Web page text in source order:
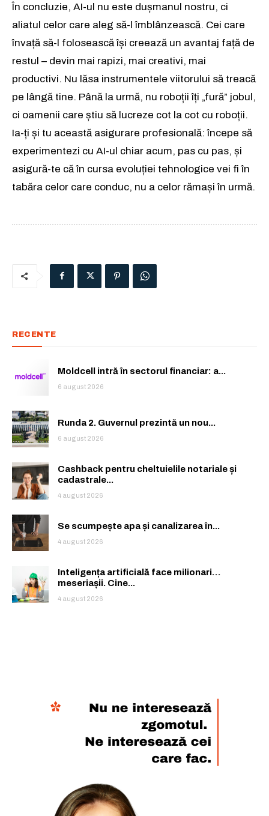
În concluzie, AI-ul nu este dușmanul nostru, ci
aliatul celor care aleg să-l îmblânzească. Cei care
învață să-l folosească își creează un avantaj față de
restul – devin mai rapizi, mai creativi, mai
productivi. Nu lăsa instrumentele viitorului să treacă
pe lângă tine. Până la urmă, nu roboții îți „fură” jobul,
ci oamenii care știu să lucreze cot la cot cu roboții.
Ia-ți și tu această asigurare profesională: începe să
experimentezi cu AI-ul chiar acum, pas cu pas, și
asigură-te că în cursa evoluției tehnologice vei fi în
tabăra celor care conduc, nu a celor rămași în urmă.
RECENTE
Moldcell intră în sectorul financiar: a...
6 august 2026
Runda 2. Guvernul prezintă un nou...
6 august 2026
Cashback pentru cheltuielile notariale și
cadastrale...
4 august 2026
Se scumpește apa și canalizarea în...
4 august 2026
Inteligența artificială face milionari…
meseriașii. Cine...
4 august 2026